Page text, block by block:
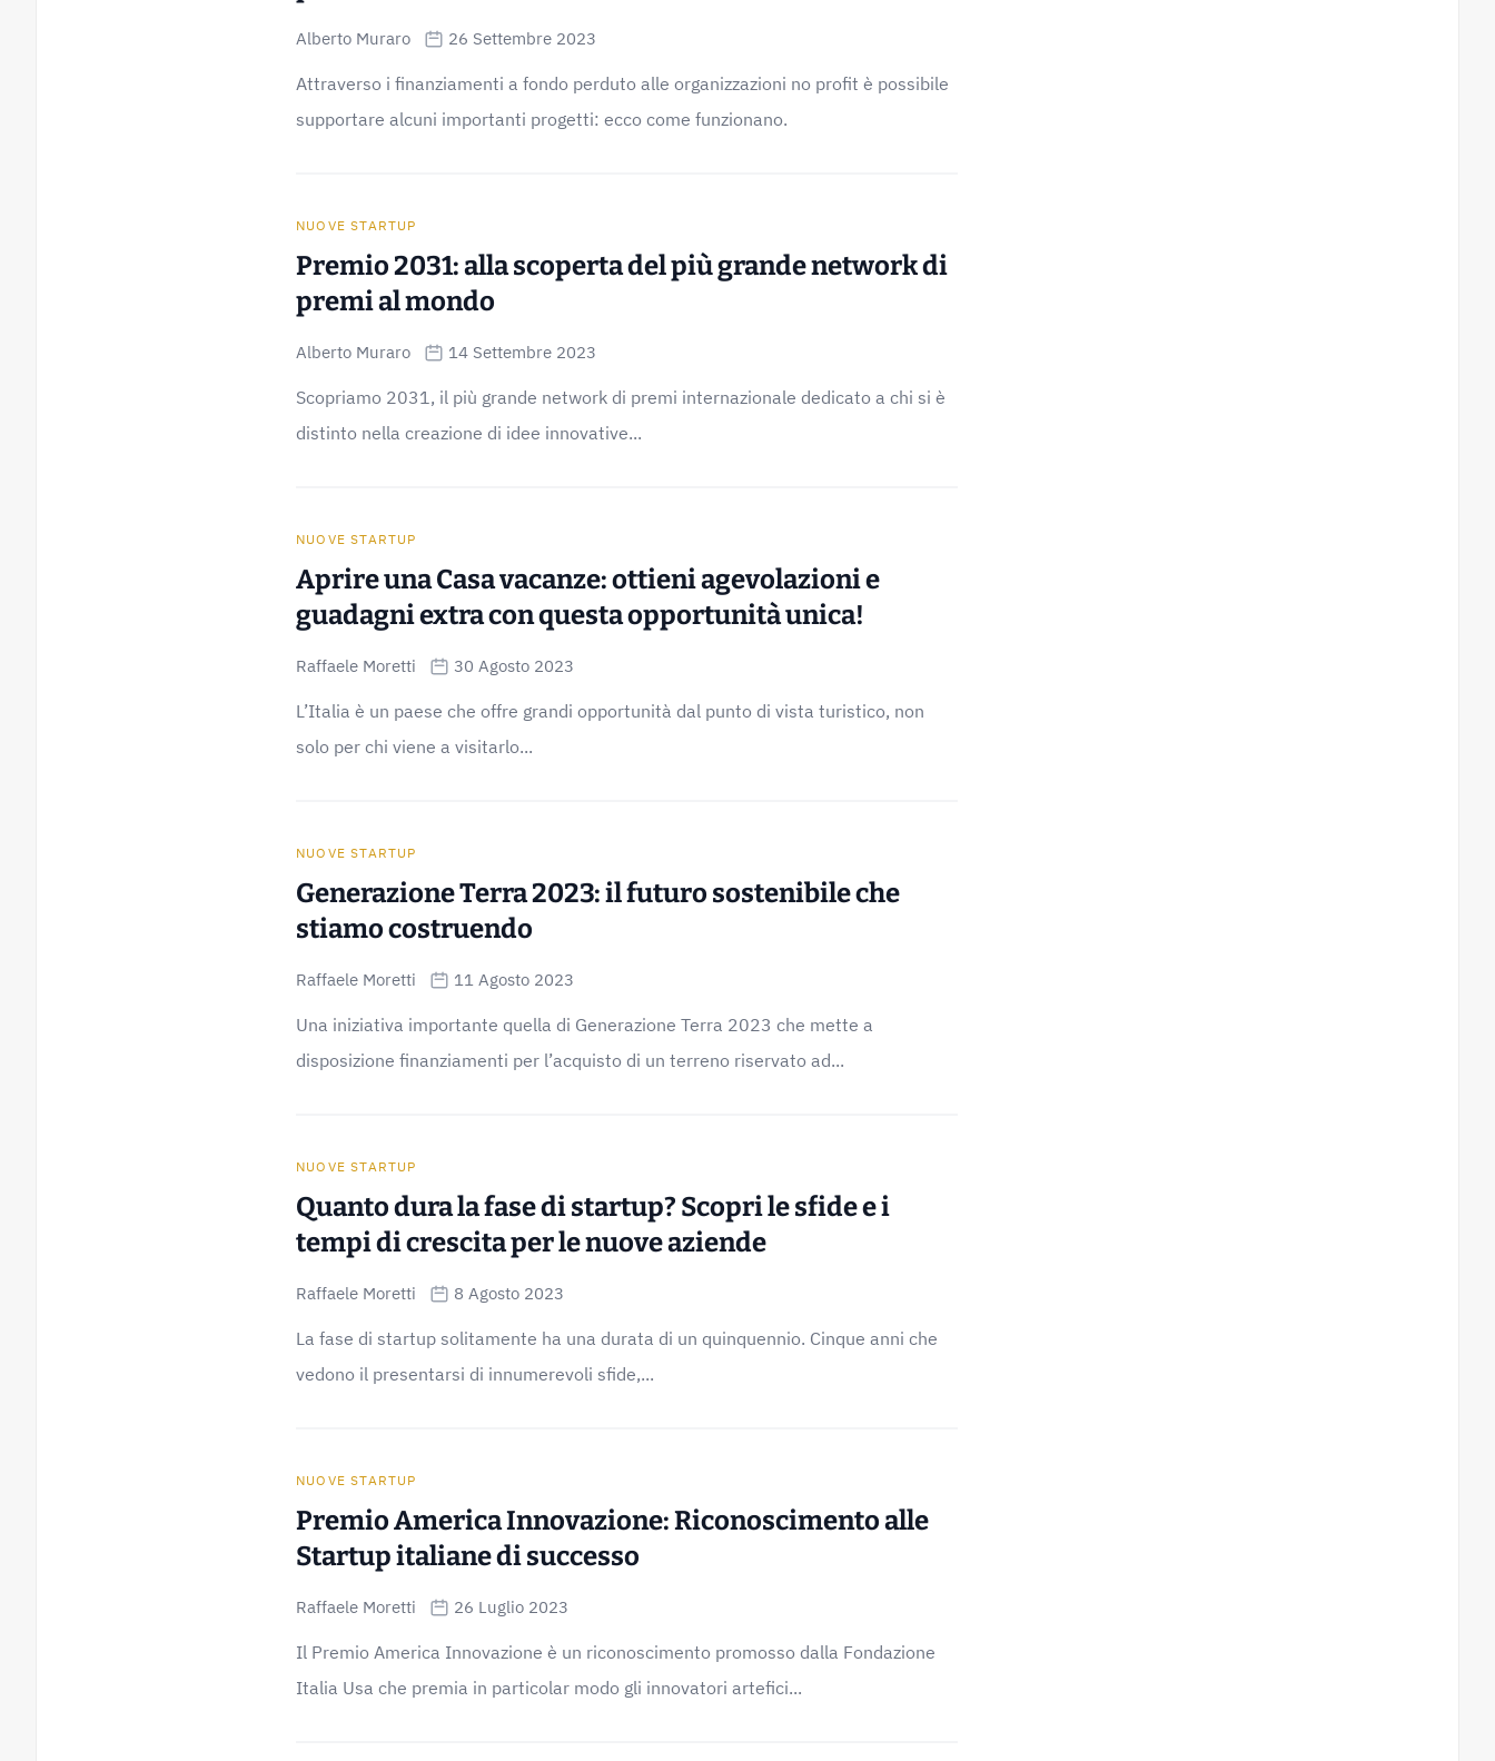
Alberto Muraro 26 Settembre 2023
Attraverso i finanziamenti a fondo perduto alle organizzazioni no profit è possibile
supportare alcuni importanti progetti: ecco come funzionano.
NUOVE STARTUP
Premio 2031: alla scoperta del più grande network di
premi al mondo
Alberto Muraro 14 Settembre 2023
Scopriamo 2031, il più grande network di premi internazionale dedicato a chi si è
distinto nella creazione di idee innovative...
NUOVE STARTUP
Aprire una Casa vacanze: ottieni agevolazioni e
guadagni extra con questa opportunità unica!
Raffaele Moretti 30 Agosto 2023
L’Italia è un paese che offre grandi opportunità dal punto di vista turistico, non
solo per chi viene a visitarlo...
NUOVE STARTUP
Generazione Terra 2023: il futuro sostenibile che
stiamo costruendo
Raffaele Moretti 11 Agosto 2023
Una iniziativa importante quella di Generazione Terra 2023 che mette a
disposizione finanziamenti per l’acquisto di un terreno riservato ad...
NUOVE STARTUP
Quanto dura la fase di startup? Scopri le sfide e i
tempi di crescita per le nuove aziende
Raffaele Moretti 8 Agosto 2023
La fase di startup solitamente ha una durata di un quinquennio. Cinque anni che
vedono il presentarsi di innumerevoli sfide,...
NUOVE STARTUP
Premio America Innovazione: Riconoscimento alle
Startup italiane di successo
Raffaele Moretti 26 Luglio 2023
Il Premio America Innovazione è un riconoscimento promosso dalla Fondazione
Italia Usa che premia in particolar modo gli innovatori artefici...